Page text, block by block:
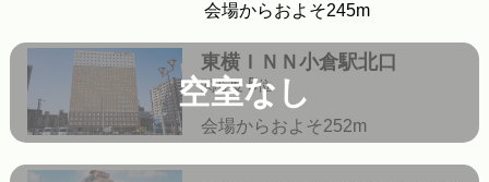
会場からおよそ245m
空室なし
東横ＩＮＮ小倉駅北口
関心度5位
会場からおよそ252m